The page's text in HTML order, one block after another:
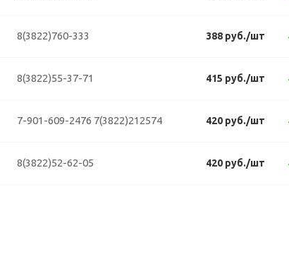
8(3822)760-333 388 руб./шт
8(3822)55-37-71 415 руб./шт
7-901-609-2476 7(3822)212574 420 руб./шт
8(3822)52-62-05 420 руб./шт